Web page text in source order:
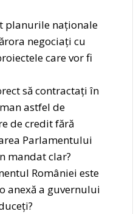
planurile naționale
negociați cu
care vor fi
să contractați în
astfel de
de credit fără
Parlamentului
mandat clar?
României este
anexă a guvernului